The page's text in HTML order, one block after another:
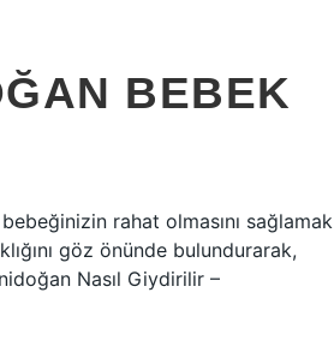
BEBEK
rahat olmasını sağlamak
göz önünde bulundurarak,
Nasıl Giydirilir –